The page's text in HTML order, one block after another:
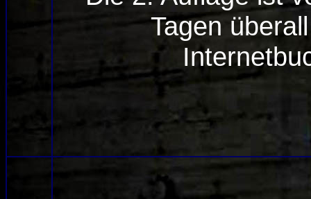
Tagen